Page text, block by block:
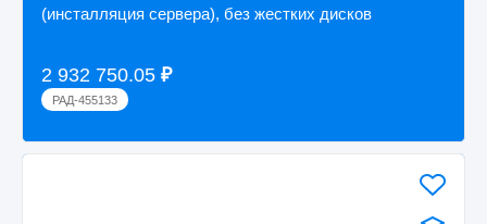
(инсталляция сервера), без жестких дисков
2 932 750.05 ₽
РАД-455133